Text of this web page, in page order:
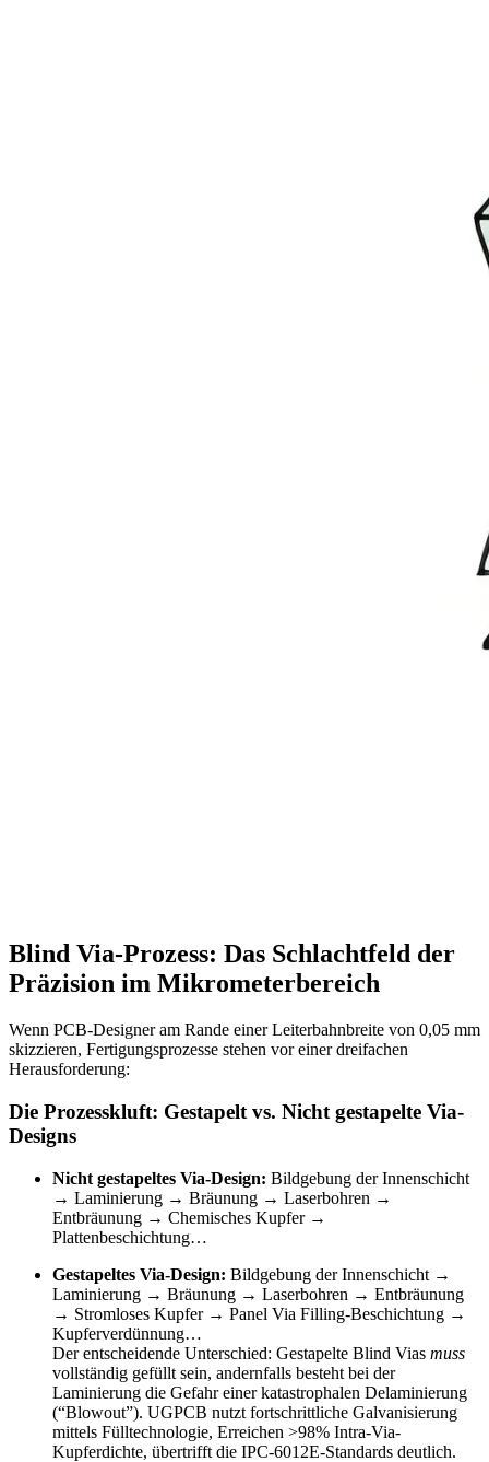
Blind Via-Prozess: Das Schlachtfeld der
Präzision im Mikrometerbereich
Wenn PCB-Designer am Rande einer Leiterbahnbreite von 0,05 mm
skizzieren, Fertigungsprozesse stehen vor einer dreifachen
Herausforderung:
Die Prozesskluft: Gestapelt vs. Nicht gestapelte Via-
Designs
Nicht gestapeltes Via-Design: Bildgebung der Innenschicht
→ Laminierung → Bräunung → Laserbohren →
Entbräunung → Chemisches Kupfer →
Plattenbeschichtung…
Gestapeltes Via-Design: Bildgebung der Innenschicht →
Laminierung → Bräunung → Laserbohren → Entbräunung
→ Stromloses Kupfer → Panel Via Filling-Beschichtung →
Kupferverdünnung…
Der entscheidende Unterschied: Gestapelte Blind Vias muss
vollständig gefüllt sein, andernfalls besteht bei der
Laminierung die Gefahr einer katastrophalen Delaminierung
(“Blowout”). UGPCB nutzt fortschrittliche Galvanisierung
mittels Fülltechnologie, Erreichen >98% Intra-Via-
Kupferdichte, übertrifft die IPC-6012E-Standards deutlich.